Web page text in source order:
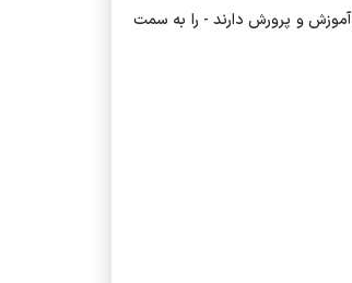
آموزش و پرورش دارند - را به سمت